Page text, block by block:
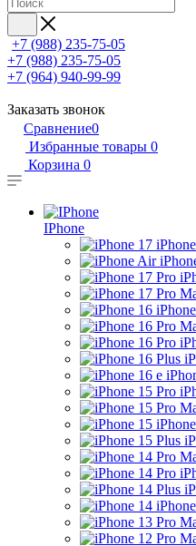
+7 (988) 235-75-05
+7 (988) 235-75-05
+7 (964) 940-99-99
Заказать звонок
Сравнение0
Избранные товары 0
Корзина 0
IPhone